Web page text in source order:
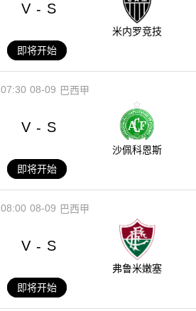
V - S
米内罗竞技
即将开始
08-09
07:30 巴西甲
V - S
沙佩科恩斯
即将开始
08-09
08:00 巴西甲
V - S
弗鲁米嫩塞
即将开始